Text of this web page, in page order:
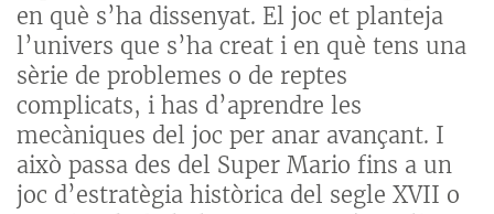
en què s’ha dissenyat. El joc et planteja
l’univers que s’ha creat i en què tens una
sèrie de problemes o de reptes
complicats, i has d’aprendre les
mecàniques del joc per anar avançant. I
això passa des del Super Mario fins a un
joc d’estratègia històrica del segle XVII o